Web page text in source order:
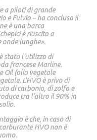
a piloti di grande
e Fulvio – ha concluso il
è una barca
è riuscito a
lunghe».
stato l’utilizzo di
francese Marline.
Oil (olio vegetale
L’HVO è privo di
di carbonio, di zolfo e
tra l’altro il 90% in
è che, in caso di
HVO non è